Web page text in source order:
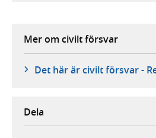
Mer om civilt försvar
Det här är civilt försvar -
Dela